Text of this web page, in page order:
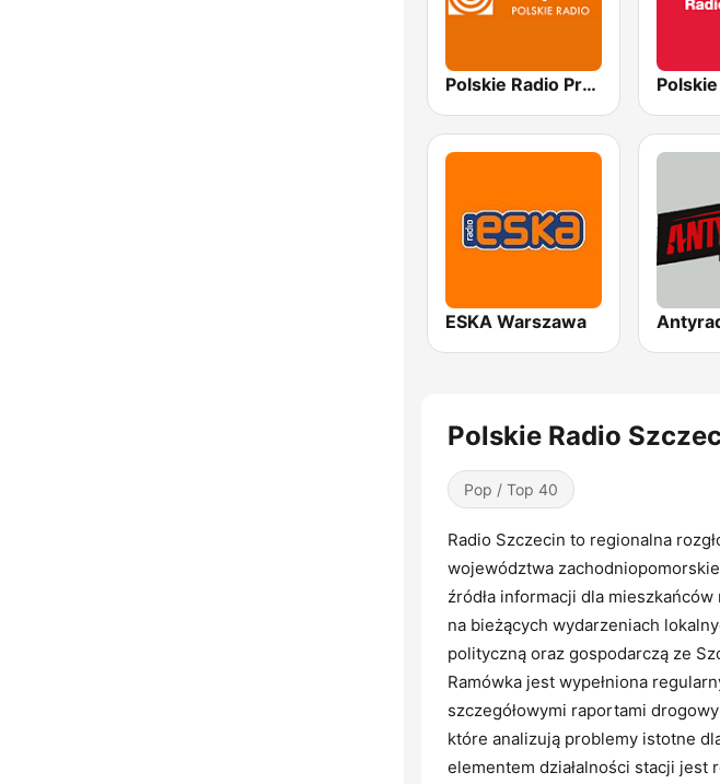
Polskie Radio Program I (PR1) Jedynka
ESKA Warszawa
Polskie Radio
Pop / Top 40
Radio Szczecin to regionalna
województwa
źródła informacji dla
na bieżących wydarzeniach
polityczną oraz gospodarczą ze
Ramówka jest wypełniona
szczegółowymi raportami
które analizują problemy istotne
elementem działalności stacji